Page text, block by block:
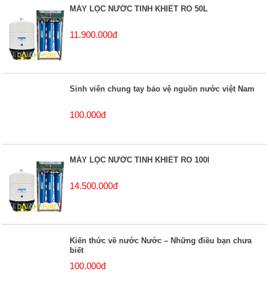
MÁY LỌC NƯỚC TINH KHIẾT RO 50L
11.900.000đ
Sinh viên chung tay bảo vệ nguồn nước việt Nam
100.000đ
MÁY LỌC NƯỚC TINH KHIẾT RO 100l
14.500.000đ
Kiến thức về nước Nước – Những điều bạn chưa
biết
100.000đ